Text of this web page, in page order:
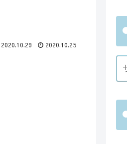
2020.10.29 2020.10.25